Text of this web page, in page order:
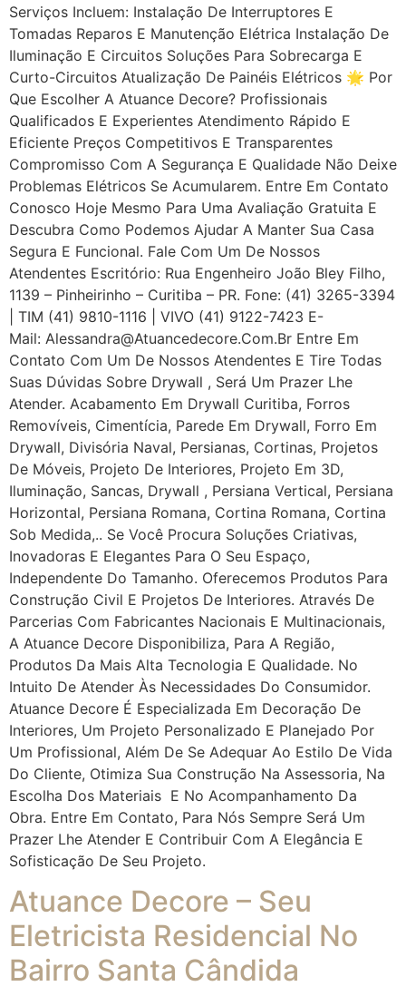
Serviços Incluem: Instalação De Interruptores E
Tomadas Reparos E Manutenção Elétrica Instalação De
Iluminação E Circuitos Soluções Para Sobrecarga E
Curto-Circuitos Atualização De Painéis Elétricos 🌟 Por
Que Escolher A Atuance Decore? Profissionais
Qualificados E Experientes Atendimento Rápido E
Eficiente Preços Competitivos E Transparentes
Compromisso Com A Segurança E Qualidade Não Deixe
Problemas Elétricos Se Acumularem. Entre Em Contato
Conosco Hoje Mesmo Para Uma Avaliação Gratuita E
Descubra Como Podemos Ajudar A Manter Sua Casa
Segura E Funcional. Fale Com Um De Nossos
Atendentes Escritório: Rua Engenheiro João Bley Filho,
1139 – Pinheirinho – Curitiba – PR. Fone: (41) 3265-3394
| TIM (41) 9810-1116 | VIVO (41) 9122-7423 E-
Mail: Alessandra@atuancedecore.com.br Entre Em
Contato Com Um De Nossos Atendentes E Tire Todas
Suas Dúvidas Sobre Drywall ‎, Será Um Prazer Lhe
Atender. Acabamento Em Drywall Curitiba, Forros
Removíveis, Cimentícia, Parede Em Drywall, Forro Em
Drywall, Divisória Naval, Persianas, Cortinas, Projetos
De Móveis, Projeto De Interiores, Projeto Em 3D,
Iluminação, Sancas, Drywall , Persiana Vertical, Persiana
Horizontal, Persiana Romana, Cortina Romana, Cortina
Sob Medida,.. Se Você Procura Soluções Criativas,
Inovadoras E Elegantes Para O Seu Espaço,
Independente Do Tamanho. Oferecemos Produtos Para
Construção Civil E Projetos De Interiores. Através De
Parcerias Com Fabricantes Nacionais E Multinacionais,
A Atuance Decore Disponibiliza, Para A Região,
Produtos Da Mais Alta Tecnologia E Qualidade. No
Intuito De Atender Às Necessidades Do Consumidor.
Atuance Decore É Especializada Em Decoração De
Interiores, Um Projeto Personalizado E Planejado Por
Um Profissional, Além De Se Adequar Ao Estilo De Vida
Do Cliente, Otimiza Sua Construção Na Assessoria, Na
Escolha Dos Materiais E No Acompanhamento Da
Obra. Entre Em Contato, Para Nós Sempre Será Um
Prazer Lhe Atender E Contribuir Com A Elegância E
Sofisticação De Seu Projeto.
Atuance Decore – Seu
Eletricista Residencial No
Bairro Santa Cândida